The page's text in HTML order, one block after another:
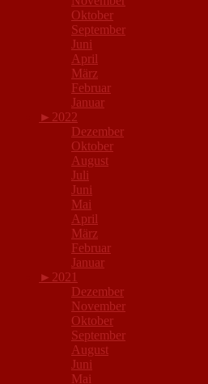
Oktober
September
Juni
April
März
Februar
Januar
► 2022
Dezember
Oktober
August
Juli
Juni
Mai
April
März
Februar
Januar
► 2021
Dezember
November
Oktober
September
August
Juni
Mai